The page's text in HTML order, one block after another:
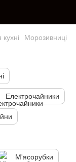
Морозивниці
Електрочайники
М'ясорубки